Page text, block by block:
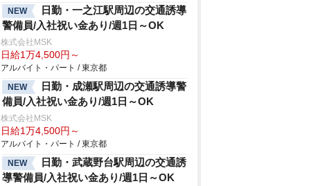
NEW
日勤・一之江駅周辺の交通誘導
警備員/入社祝い金あり/週1日～OK
株式会社MSK
日給1万4,500円～
アルバイト・パート / 東京都
NEW
日勤・成瀬駅周辺の交通誘導警
備員/入社祝い金あり/週1日～OK
株式会社MSK
日給1万4,500円～
アルバイト・パート / 東京都
NEW
日勤・武蔵野台駅周辺の交通誘
導警備員/入社祝い金あり/週1日～OK